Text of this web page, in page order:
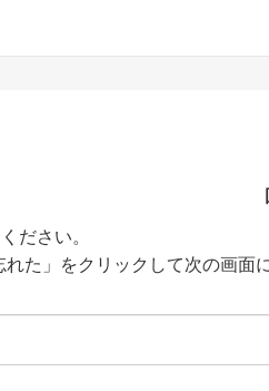
ださい。
た」をクリックして次の画面